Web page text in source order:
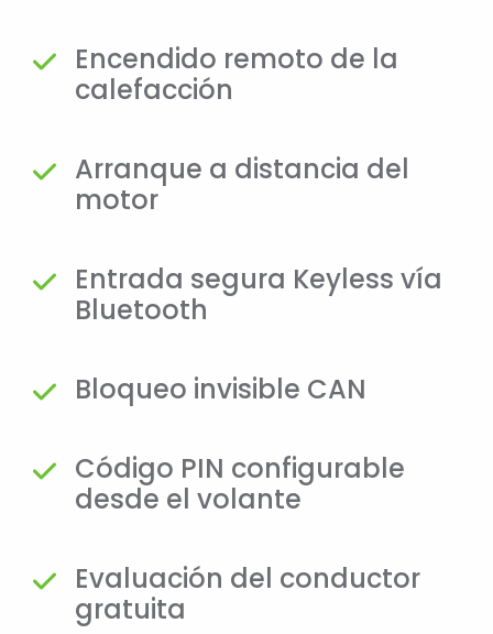
Encendido remoto de la
calefacción
Arranque a distancia del
motor
Entrada segura Keyless vía
Bluetooth
Bloqueo invisible CAN
Código PIN configurable
desde el volante
Evaluación del conductor
gratuita